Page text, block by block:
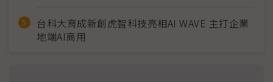
台科大育成新創虎智科技亮相AI WAVE 主打企業
地端AI商用